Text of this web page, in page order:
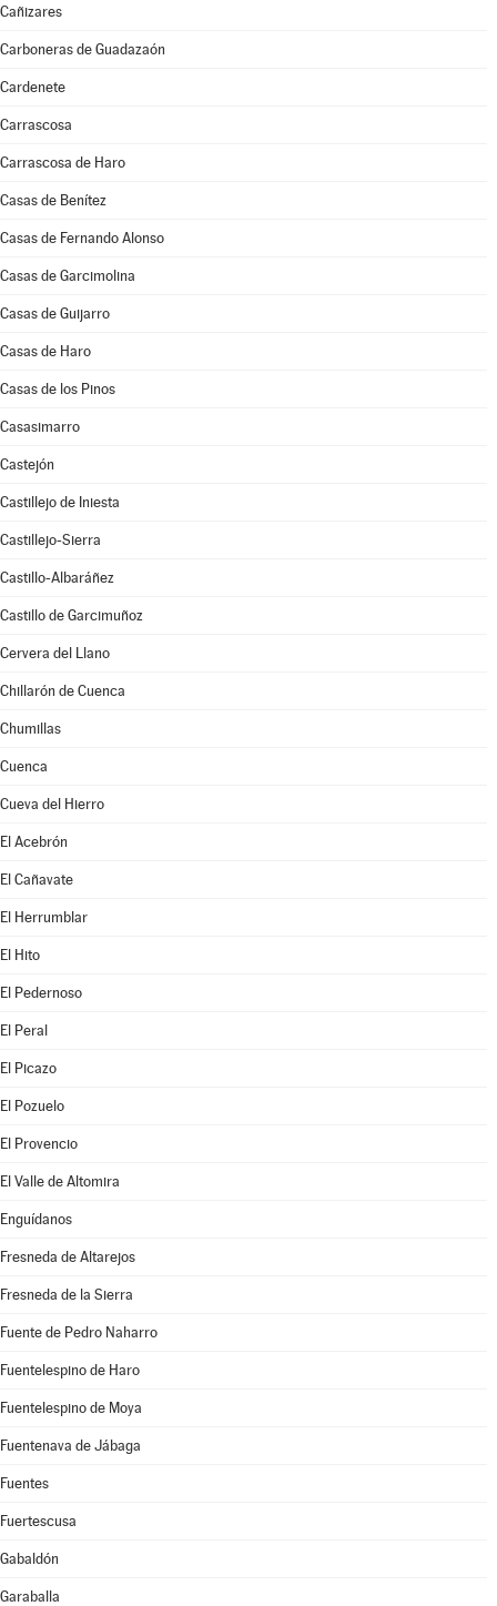
Cañizares
Carboneras de Guadazaón
Cardenete
Carrascosa
Carrascosa de Haro
Casas de Benítez
Casas de Fernando Alonso
Casas de Garcimolina
Casas de Guijarro
Casas de Haro
Casas de los Pinos
Casasimarro
Castejón
Castillejo de Iniesta
Castillejo-Sierra
Castillo-Albaráñez
Castillo de Garcimuñoz
Cervera del Llano
Chillarón de Cuenca
Chumillas
Cuenca
Cueva del Hierro
El Acebrón
El Cañavate
El Herrumblar
El Hito
El Pedernoso
El Peral
El Picazo
El Pozuelo
El Provencio
El Valle de Altomira
Enguídanos
Fresneda de Altarejos
Fresneda de la Sierra
Fuente de Pedro Naharro
Fuentelespino de Haro
Fuentelespino de Moya
Fuentenava de Jábaga
Fuentes
Fuertescusa
Gabaldón
Garaballa